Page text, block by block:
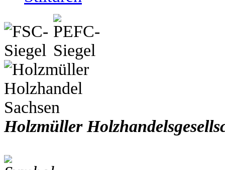
Holzmüller